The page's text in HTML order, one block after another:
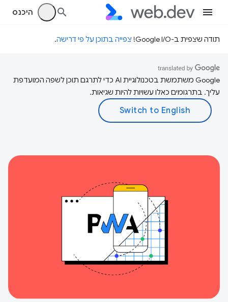
היכנס
תודה שצפית ב-Google I/O! צפייה בתוכן על פי דרישה.
‫Google משתמשת בטכנולוגיית AI כדי לתרגם תוכן לשפה המועדפת
עליך. בתרגומים כאלו עשויות להיות שגיאות.